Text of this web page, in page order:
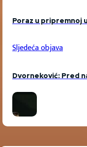
Poraz u pripremnoj
Sljedeća objava
Dvorneković: Pred